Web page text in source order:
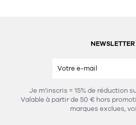
NEWSLETTER
Je m’inscris = 15% de réduction
Valable à partir de 50 € hors
marques exclues,